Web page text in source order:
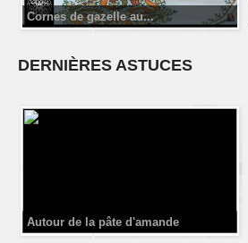
Cornes de gazelle au...
DERNIÈRES ASTUCES
Autour de la pâte d'amande